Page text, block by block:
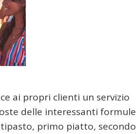
ai propri clienti un servizio
delle interessanti
primo piatto, secondo